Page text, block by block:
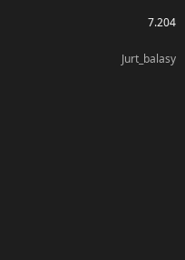
7.204
Jurt_balasy